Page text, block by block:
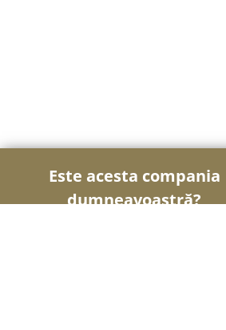
Este acesta compania
dumneavoastră?